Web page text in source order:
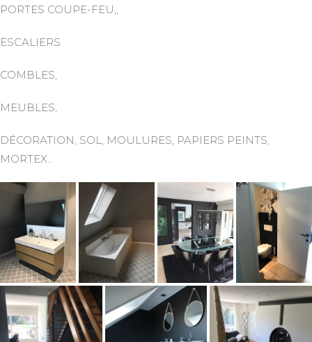
PORTES COUPE-FEU,,
ESCALIERS
COMBLES,
MEUBLES,
DÉCORATION, SOL, MOULURES, PAPIERS PEINTS,
MORTEX…